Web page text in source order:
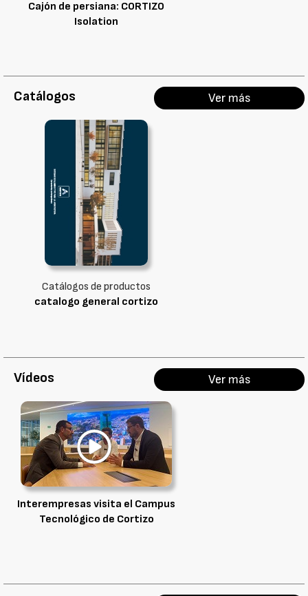
Cajón de persiana: CORTIZO
Isolation
Catálogos Ver más
Catálogos de productos
catalogo general cortizo
Vídeos Ver más
Interempresas visita el Campus
Tecnológico de Cortizo